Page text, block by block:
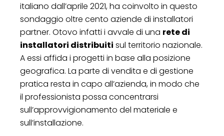
italiano dall’aprile 2021, ha coinvolto in questo
sondaggio oltre cento aziende di installatori
partner. Otovo infatti i avvale di una rete di
installatori distribuiti sul territorio nazionale.
A essi affida i progetti in base alla posizione
geografica. La parte di vendita e di gestione
pratica resta in capo all’azienda, in modo che
il professionista possa concentrarsi
sull’approvvigionamento del materiale e
sull’installazione.